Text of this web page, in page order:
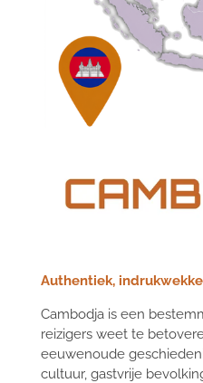
Authentiek,
Cambodja is een
reizigers weet te
eeuwenoude
cultuur, gastvrije